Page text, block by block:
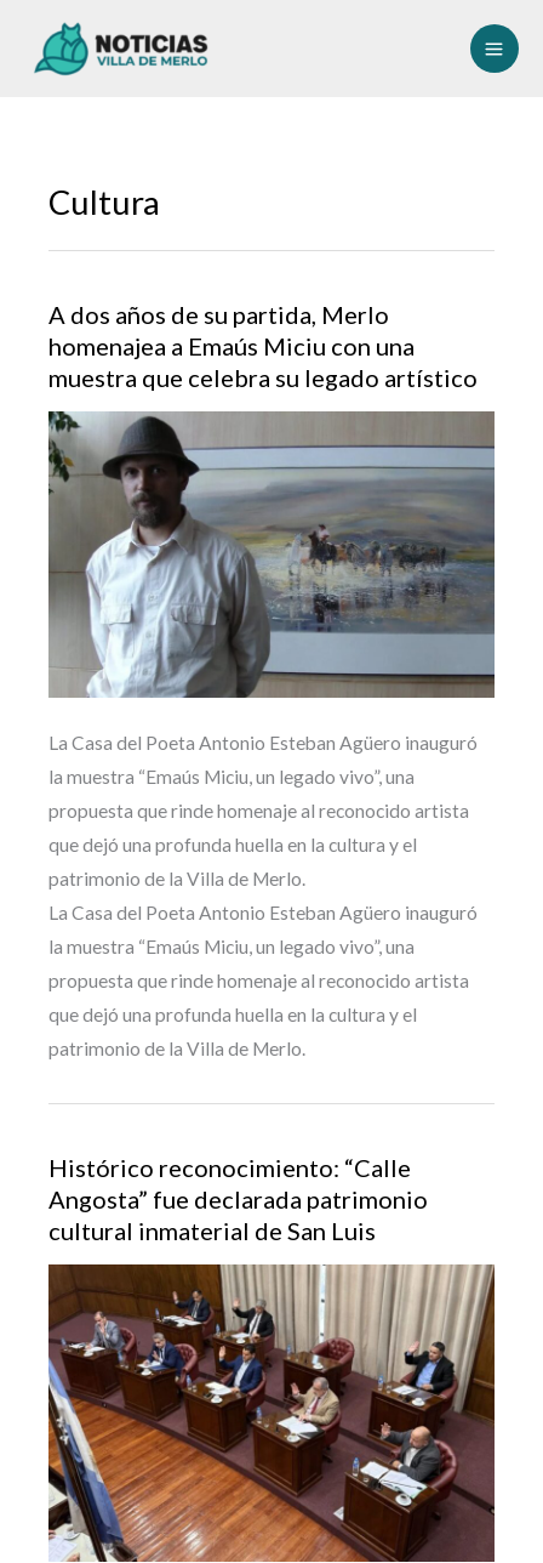
Cultura
A dos años de su partida, Merlo
homenajea a Emaús Miciu con una
muestra que celebra su legado artístico
La Casa del Poeta Antonio Esteban Agüero inauguró
la muestra “Emaús Miciu, un legado vivo”, una
propuesta que rinde homenaje al reconocido artista
que dejó una profunda huella en la cultura y el
patrimonio de la Villa de Merlo.
La Casa del Poeta Antonio Esteban Agüero inauguró
la muestra “Emaús Miciu, un legado vivo”, una
propuesta que rinde homenaje al reconocido artista
que dejó una profunda huella en la cultura y el
patrimonio de la Villa de Merlo.
Histórico reconocimiento: “Calle
Angosta” fue declarada patrimonio
cultural inmaterial de San Luis